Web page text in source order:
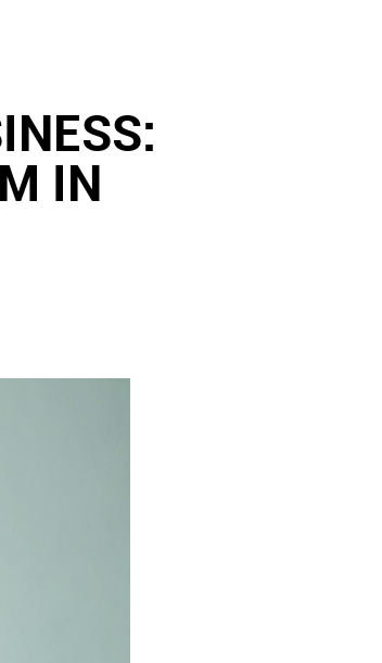
IN